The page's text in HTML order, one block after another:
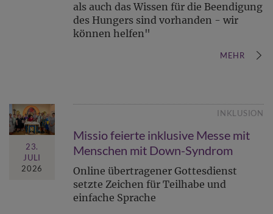
als auch das Wissen für die Beendigung
des Hungers sind vorhanden - wir
können helfen"
MEHR
23.
JULI
2026
INKLUSION
Missio feierte inklusive Messe mit
Menschen mit Down-Syndrom
Online übertragener Gottesdienst
setzte Zeichen für Teilhabe und
einfache Sprache